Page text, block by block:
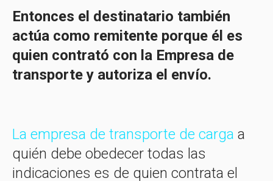
Entonces el destinatario también
actúa como remitente porque él es
quien contrató con la Empresa de
transporte y autoriza el envío.
La empresa de transporte de carga a
quién debe obedecer todas las
indicaciones es de quien contrata el